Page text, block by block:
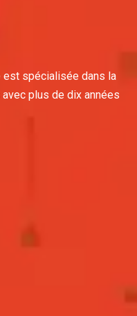
est spécialisée dans la
plus de dix années